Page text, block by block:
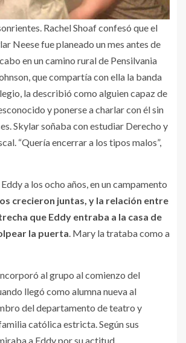
Rachel Shoaf confesó que el
Neese fue planeado un mes antes de
en un camino rural de Pensilvania
que compartía con ella la banda
la describió como alguien capaz de
y ponerse a charlar con él sin
Skylar soñaba con estudiar Derecho y
“Quería encerrar a los tipos malos”,
a los ocho años, en un campamento
crecieron juntas, y la relación entre
que Eddy entraba a la casa de
la puerta. Mary la trataba como a
al grupo al comienzo del
llegó como alumna nueva al
del departamento de teatro y
católica estricta. Según sus
a Eddy por su actitud